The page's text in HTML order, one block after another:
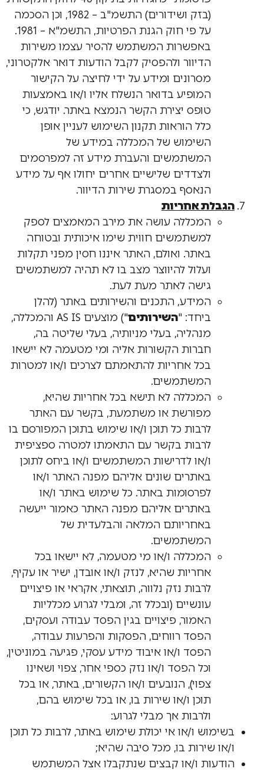
(בזק ושידורים) התשמ"ב – 1982, וכן הסכמה
על פי חוק הגנת הפרטיות, התשמ"א – 1981.
באפשרות המשתמש להסיר עצמו משירות
הדיוור ולהפסיק לקבל הודעות דואר אלקטרוני,
מסרונים ומידע על ידי לחיצה על הקישור
המופיע בדואר הנשלח אליו ו/או באמצעות
טופס יצירת הקשר הנמצא באתר. יודגש, כי
כלל הוראות תקנון השימוש לעניין אופן
השימוש של המכללה במידע של
המשתמשים והעברת מידע זה למפרסמים
ולצדדים שלישיים אחרים יחולו אף על מידע
הנאסף במסגרת שירות הדיוור.
הגבלת אחריות
המכללה עושה את מירב המאמצים לספק
למשתמשים חווית שימו איכותית ובטוחה
באתר. ואולם, האתר איננו חסין מפני תקלות
ועלול להיווצר מצב בו לא תהיה למשתמשים
גישה לאתר מעת לעת.
המידע, התכנים והשירותים באתר (להלן
ביחד: "השירותים
") מוצעים AS IS והמכללה,
מנהליה, בעלי מניותיה, בעלי שליטה בה,
חברות הקשורות אליה ומי מטעמה לא יישאו
בכל אחריות להתאמתם לצרכים ו/או למטרות
המשתמשים.
המכללה לא תישא בכל אחריות שהיא,
מפורשת או משתמעת, בקשר עם האתר
לרבות כל תוכן ו/או שימוש בתוכן המפורסם בו
לרבות בקשר עם התאמתו למטרה ספציפית
ו/או לדרישות המשתמשים ו/או ביחס לתוכן
באתרים שונים אליהם מפנה האתר ו/או
לפרסומות באתר. כל שימוש באתר ו/או
באתרים אליהם מפנה האתר כאמור ייעשה
באחריותם המלאה והבלעדית של
המשתמשים.
המכללה ו/או מי מטעמה, לא יישאו בכל
אחריות שהיא, לנזק ו/או אובדן, ישיר או עקיף,
לרבות נזק נלווה, תוצאתי, אקראי או פיצויים
עונשיים (ובכלל זה, ומבלי לגרוע מכלליות
האמור, פיצויים בגין הפסד עבודה ועסקים,
הפסד רווחים, הפסקות והפרעות עבודה,
הפסד ו/או איבוד מידע עסקי, פגיעה במוניטין,
וכל הפסד ו/או נזק כספי אחר, צפוי ושאינו
צפוי), הנובעים ו/או הקשורים, באתר, או בכל
תוכן ו/או שירות בו, או בכל שימוש בהם,
ולרבות אך מבלי לגרוע:
בשימוש ו/או אי יכולת שימוש באתר, לרבות כל תוכן
ו/או שירות בו, מכל סיבה שהיא;
הודעות ו/או קבצים שנתקבלו אצל המשתמש